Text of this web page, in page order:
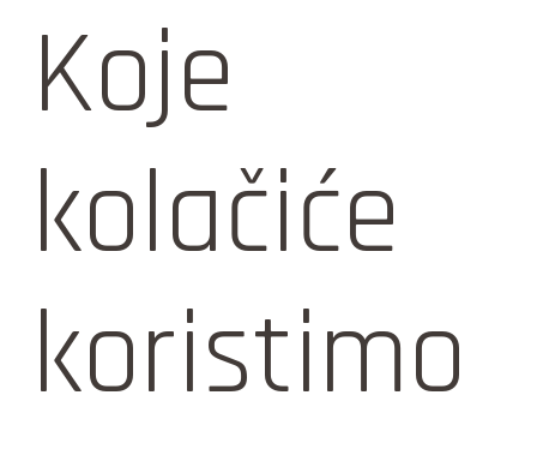
Koje
kolačiće
koristimo